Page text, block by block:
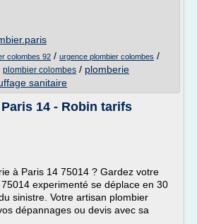
colombes 92 / urgence plombier colombes /
plombier colombes / plomberie
sanitaire
14 - Robin tarifs
à Paris 14 75014 ? Gardez votre
experimenté se déplace en 30
sinistre. Votre artisan plombier
dépannages ou devis avec sa